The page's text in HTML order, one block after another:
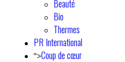
Beauté
Bio
Thermes
PR International
">Coup de cœur